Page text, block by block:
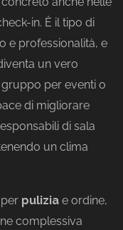
in. È il tipo di
e professionalità, e
un vero
per eventi o
di migliorare
di sala
un clima
pulizia e ordine,
complessiva